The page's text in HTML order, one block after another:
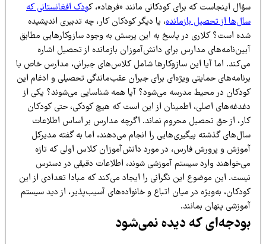
اینجاست که برای کودکانی مانند «فرهاد»، کودک افغانستانی که
از تحصیل بازمانده، یا دیگر کودکان کار، چه تدبیری اندیشیده
است؟ کلاری در پاسخ به این پرسش به وجود سازوکارهایی مطابق
مدارس برای دانش‌آموزان بازمانده از تحصیل اشاره
اما آیا این سازوکارها شامل کلاس‌های جبرانی، مدارس خاص یا
حمایتی ویژه‌ای برای جبران عقب‌ماندگی تحصیلی و ادغام این
در محیط مدرسه می‌شود؟ آیا همه شناسایی می‌شوند؟ یکی از
اصلی، اطمینان از این است که هیچ کودکی، حتی کودکان
از حق تحصیل محروم نماند. اگرچه مدارس بر اساس اطلاعات
گذشته پیگیری‌هایی را انجام می‌دهند، اما به گفته مدیرکل
و پرورش فارس، در مورد دانش‌آموزان کلاس اولی که تازه
وارد سیستم آموزشی شوند، اطلاعات دقیقی در دسترس
این موضوع این نگرانی را ایجاد می‌کند که مبادا تعدادی از این
به‌ویژه در میان اتباع و خانواده‌های آسیب‌پذیر، از دید سیستم
پنهان بمانند.
که دیده نمی‌شود